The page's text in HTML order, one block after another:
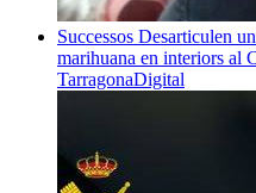
Successos Desarticulen
marihuana en interiors al
TarragonaDigital